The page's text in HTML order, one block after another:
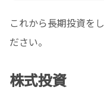
これから長期投資を
ださい。
株式投資